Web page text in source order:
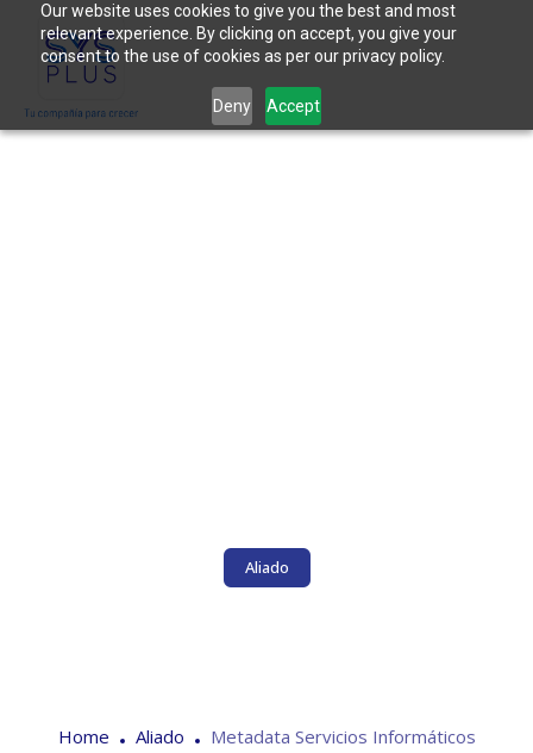
Our website uses cookies to give you the best and most
relevant experience. By clicking on accept, you give your
consent to the use of cookies as per our privacy policy.
Deny Accept
Aliado
Home Aliado
Metadata Servicios Informáticos